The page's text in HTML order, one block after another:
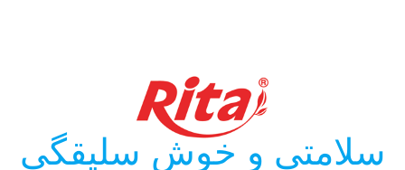
سلامتی و خوش سلیقگی